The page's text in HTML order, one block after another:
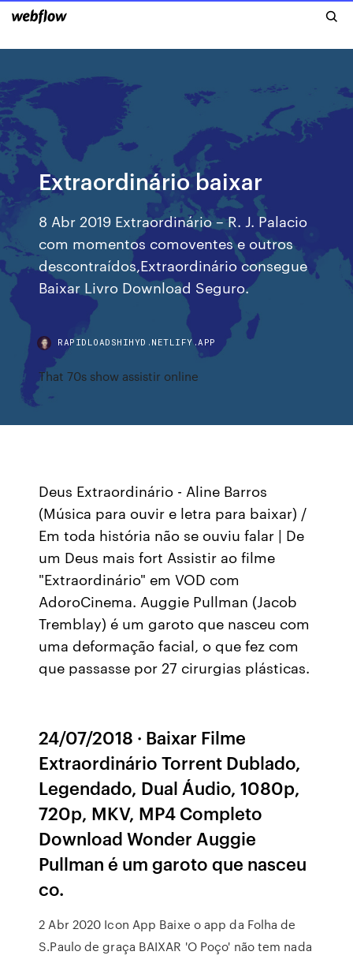
Extraordinário baixar
8 Abr 2019 Extraordinário – R. J. Palacio
com momentos comoventes e outros
descontraídos,Extraordinário consegue
Baixar Livro Download Seguro.
RAPIDLOADSHIHYD.NETLIFY.APP
That 70s show assistir online
Deus Extraordinário - Aline Barros
(Música para ouvir e letra para baixar) /
Em toda história não se ouviu falar | De
um Deus mais fort Assistir ao filme
"Extraordinário" em VOD com
AdoroCinema. Auggie Pullman (Jacob
Tremblay) é um garoto que nasceu com
uma deformação facial, o que fez com
que passasse por 27 cirurgias plásticas.
24/07/2018 · Baixar Filme
Extraordinário Torrent Dublado,
Legendado, Dual Áudio, 1080p,
720p, MKV, MP4 Completo
Download Wonder Auggie
Pullman é um garoto que nasceu
co.
2 Abr 2020 Icon App Baixe o app da Folha de
S.Paulo de graça BAIXAR 'O Poço' não tem nada